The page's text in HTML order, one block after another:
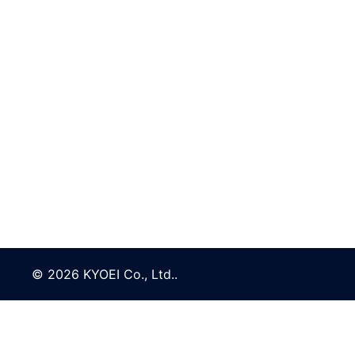
© 2026 KYOEI Co., Ltd..